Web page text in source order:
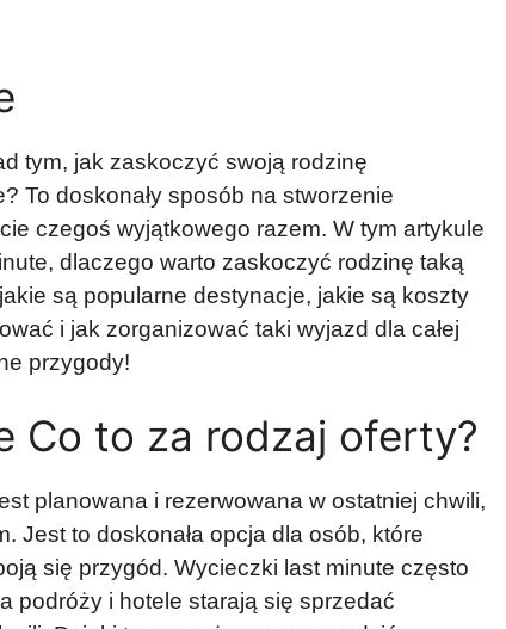
tym, jak zaskoczyć swoją rodzinę
To doskonały sposób na stworzenie
czegoś wyjątkowego razem. W tym artykule
dlaczego warto zaskoczyć rodzinę taką
są popularne destynacje, jakie są koszty
i jak zorganizować taki wyjazd dla całej
przygody!
Co to za rodzaj oferty?
planowana i rezerwowana w ostatniej chwili,
Jest to doskonała opcja dla osób, które
się przygód. Wycieczki last minute często
podróży i hotele starają się sprzedać